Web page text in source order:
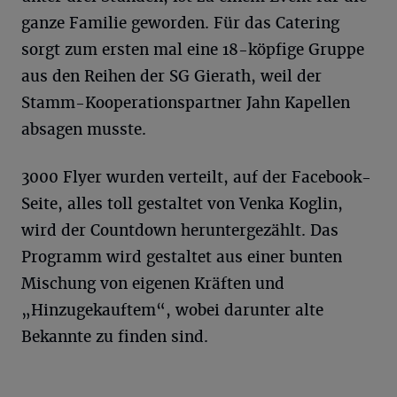
ganze Familie geworden. Für das Catering
sorgt zum ersten mal eine 18-köpfige Gruppe
aus den Reihen der SG Gierath, weil der
Stamm-Kooperationspartner Jahn Kapellen
absagen musste.
3000 Flyer wurden verteilt, auf der Facebook-
Seite, alles toll gestaltet von Venka Koglin,
wird der Countdown heruntergezählt. Das
Programm wird gestaltet aus einer bunten
Mischung von eigenen Kräften und
„Hinzugekauftem“, wobei darunter alte
Bekannte zu finden sind.